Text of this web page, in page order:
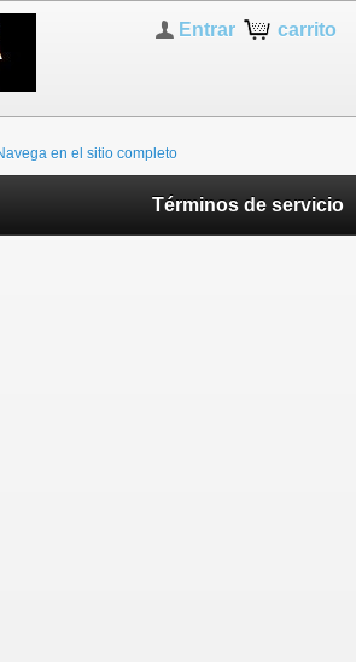
carrito
Entrar
en el sitio completo
Términos de servicio